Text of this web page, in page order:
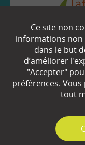
Ce site non
informations non
dans le but
d’améliorer
"Accepter"
préférences.
tout